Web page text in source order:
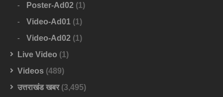
Poster-Ad02 (1)
Video-Ad01 (1)
Video-Ad02 (1)
Live Video (1)
Videos (489)
उत्तराखंड खबर(3,495)